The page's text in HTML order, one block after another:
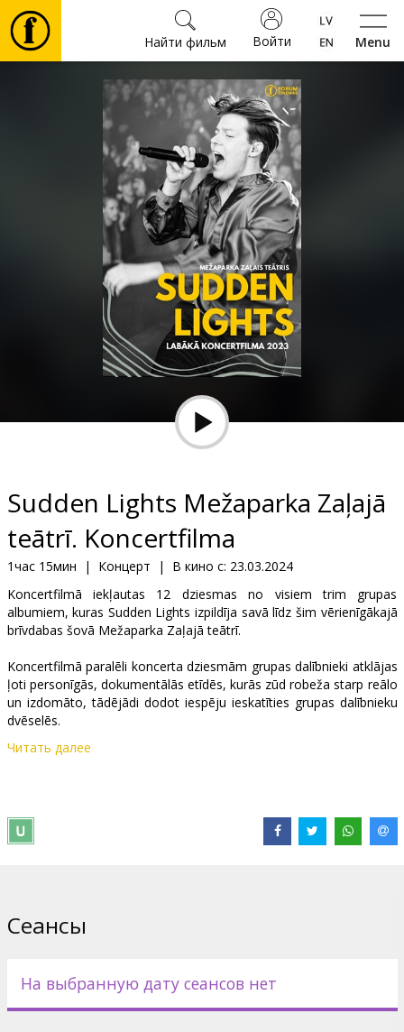
Menu
Войти
Найти фильм
Фильмы
Культура
Мероприятия
Новости
Подарки
Клуб
Sudden Lights Mežaparka Zaļajā
teātrī. Koncertfilma
1час 15мин | Концерт | В кино с: 23.03.2024
Koncertfilmā iekļautas 12 dziesmas no visiem trim grupas
albumiem, kuras Sudden Lights izpildīja savā līdz šim vērienīgākajā
brīvdabas šovā Mežaparka Zaļajā teātrī.
Koncertfilmā paralēli koncerta dziesmām grupas dalībnieki atklājas
ļoti personīgās, dokumentālās etīdēs, kurās zūd robeža starp reālo
un izdomāto, tādējādi dodot iespēju ieskatīties grupas dalībnieku
dvēselēs.
Filma latviešu valodā.
Дистрибьютор:
Pежиссер :
Kārlis Zemītis
Читать далее
Сеансы
На выбранную дату сеансов нет